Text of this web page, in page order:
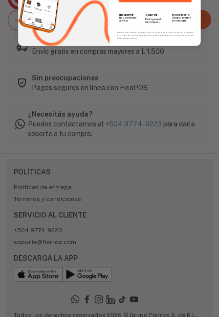
2 días - Tiempo de Entrega Promedio
Agregar al carrito
Este artículo es popular
Envío gratis en compras mayores a L 1,500
Sin preocupaciones
Pagos seguros en línea con FicoPOS
¿Necesitás ayuda?
Puedes contactarnos al +504 9774-9223 para darle
soporte a tu compra.
POLÍTICAS
Políticas de entrega
Términos y condiciones
SERVICIO AL CLIENTE
+504 9774-9223
soporte@fierros.com
DESCARGÁ LA APP
Todos los derechos reservados 2026 © Grupo Fierros S. de R.L.
Sin Spam 🚫
Solo contenido
de valor.
Seguro 🔒
Protegemos tu
información.
Novedades📣
Serás el primero
en enterarte.
Al enviar este formulario, aceptás nuestros Términos y Política de Privacidad, y consentís
recibir correos de Fierros con novedades, productos y eventos. Este consentimiento no es
obligatorio para comprar.